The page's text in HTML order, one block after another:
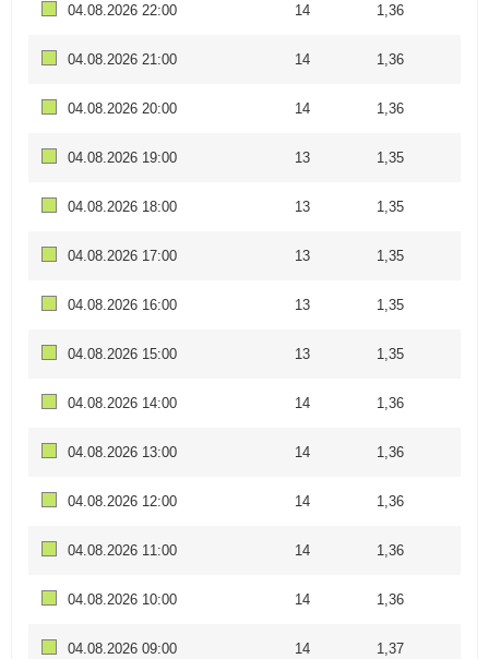
04.08.2026 22:00 14 1,36
04.08.2026 21:00 14 1,36
04.08.2026 20:00 14 1,36
04.08.2026 19:00 13 1,35
04.08.2026 18:00 13 1,35
04.08.2026 17:00 13 1,35
04.08.2026 16:00 13 1,35
04.08.2026 15:00 13 1,35
04.08.2026 14:00 14 1,36
04.08.2026 13:00 14 1,36
04.08.2026 12:00 14 1,36
04.08.2026 11:00 14 1,36
04.08.2026 10:00 14 1,36
04.08.2026 09:00 14 1,37